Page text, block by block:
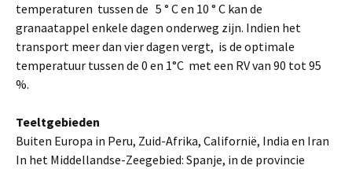
temperaturen tussen de 5 ° C en 10 ° C kan de
granaatappel enkele dagen onderweg zijn. Indien het
transport meer dan vier dagen vergt, is de optimale
temperatuur tussen de 0 en 1°C met een RV van 90 tot 95
%.
Teeltgebieden
Buiten Europa in Peru, Zuid-Afrika, Californië, India en Iran
In het Middellandse-Zeegebied: Spanje, in de provincie